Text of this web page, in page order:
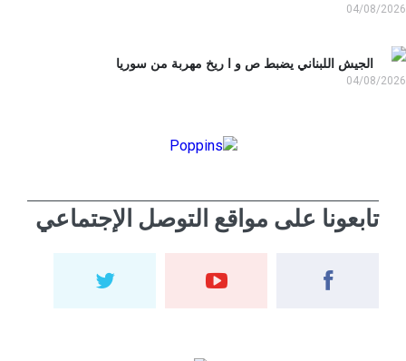
04/08/
الجيش اللبناني يضبط ص و ا ريخ مهربة من سوريا
04/08/
تابعونا على مواقع التوصل الإجتماعي